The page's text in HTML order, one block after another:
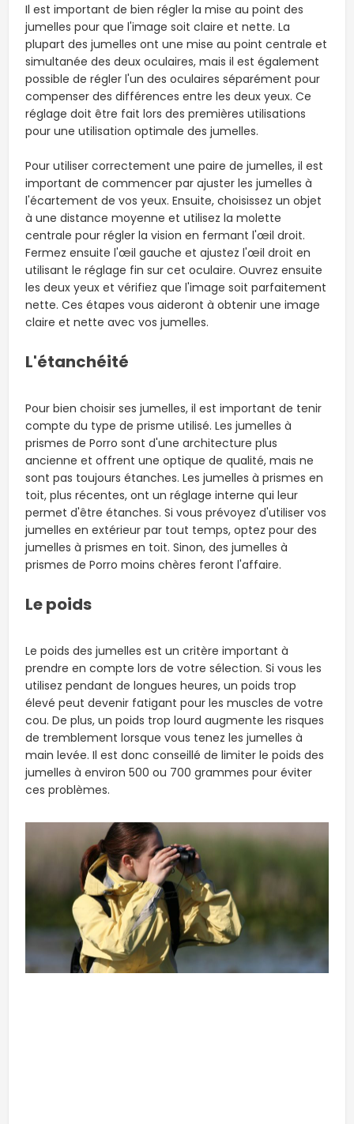
Il est important de bien régler la mise au point des
jumelles pour que l'image soit claire et nette. La
plupart des jumelles ont une mise au point centrale et
simultanée des deux oculaires, mais il est également
possible de régler l'un des oculaires séparément pour
compenser des différences entre les deux yeux. Ce
réglage doit être fait lors des premières utilisations
pour une utilisation optimale des jumelles.
Pour utiliser correctement une paire de jumelles, il est
important de commencer par ajuster les jumelles à
l'écartement de vos yeux. Ensuite, choisissez un objet
à une distance moyenne et utilisez la molette
centrale pour régler la vision en fermant l'œil droit.
Fermez ensuite l'œil gauche et ajustez l'œil droit en
utilisant le réglage fin sur cet oculaire. Ouvrez ensuite
les deux yeux et vérifiez que l'image soit parfaitement
nette. Ces étapes vous aideront à obtenir une image
claire et nette avec vos jumelles.
L'étanchéité
Pour bien choisir ses jumelles, il est important de tenir
compte du type de prisme utilisé. Les jumelles à
prismes de Porro sont d'une architecture plus
ancienne et offrent une optique de qualité, mais ne
sont pas toujours étanches. Les jumelles à prismes en
toit, plus récentes, ont un réglage interne qui leur
permet d'être étanches. Si vous prévoyez d'utiliser vos
jumelles en extérieur par tout temps, optez pour des
jumelles à prismes en toit. Sinon, des jumelles à
prismes de Porro moins chères feront l'affaire.
Le poids
Le poids des jumelles est un critère important à
prendre en compte lors de votre sélection. Si vous les
utilisez pendant de longues heures, un poids trop
élevé peut devenir fatigant pour les muscles de votre
cou. De plus, un poids trop lourd augmente les risques
de tremblement lorsque vous tenez les jumelles à
main levée. Il est donc conseillé de limiter le poids des
jumelles à environ 500 ou 700 grammes pour éviter
ces problèmes.